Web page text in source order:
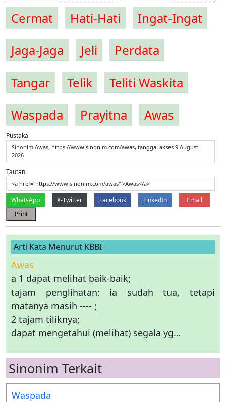
Cermat Hati-Hati
Ingat-Ingat
Jaga-Jaga
Jeli
Perdata
Tangar
Telik
Teliti Waskita
Waspada
Prayitna Awas
Pustaka
Sinonim Awas, https://www.sinonim.com/awas, tanggal akses 9 August
2026
Tautan
<a href="https://www.sinonim.com/awas" >Awas</a>
WhatsApp X-Twitter Facebook LinkedIn
Email
Print
Arti Kata Menurut KBBI
Awas
a 1 dapat melihat baik-baik;
tajam penglihatan: ia sudah tua, tetapi
matanya masih ---- ;
2 tajam tiliknya;
dapat mengetahui (melihat) segala yg…
Sinonim Terkait
Waspada